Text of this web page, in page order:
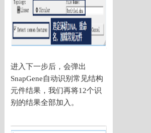
进入下一步后，会弹出
SnapGene自动识别常见结构
元件结果，我们再将12个识
别的结果全部加入。